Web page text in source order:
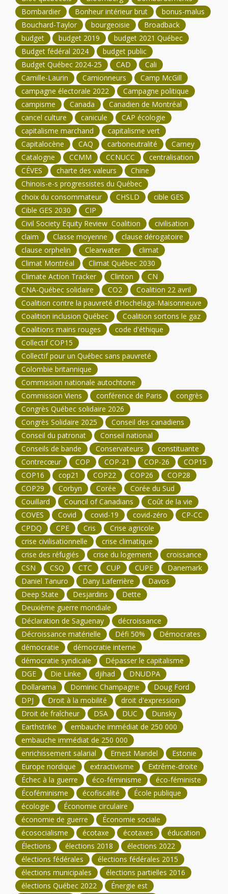
Bombardier
Bonheur intérieur brut
bonus-malus
Bouchard-Taylor
bourgeoisie
Broadback
budget
budget 2019
budget 2021 Québec
Budget fédéral 2024
budget public
Budget Québec 2024-25
CAD
Cali
Camille-Laurin
Camionneurs
Camp McGill
campagne électorale 2022
Campagne politique
campisme
Canada
Canadien de Montréal
cancel culture
canicule
CAP écologie
capitalisme marchand
capitalisme vert
Capitalocène
CAQ carboneutralité
Carney
Catalogne
CCMM CCNUCC
centralisation
CÉVES
charte des valeurs
Chine
Chinois-e-s progressistes du Québec
choix du consommateur
CHSLD
cible GES
Cible GES 2030
CIP
Civil Society Equity Review Coalition
civilisation
claim
Classe moyenne
clause dérogatoire
clause orphelin
Clearwater
climat
Climat Montréal
Climat Québec 2030
Climate Action Tracker
Clinton
CN
CNA-Québec solidaire
CO2
Coalition 22 avril
Coalition contre la pauvreté d’Hochelaga-Maisonneuve
Coalition inclusion Québec
Coalition sortons le gaz
Coalitions mains rouges
code d'éthique
Collectif COP15
Collectif pour un Québec sans pauvreté
Colombie britannique
Commission nationale autochtone
Commission Viens
conférence de Paris
congrès
Congrès Québec solidaire 2026
Congrès Solidaire 2025
Conseil des canadiens
Conseil du patronat
Conseil national
Conseils de bande
Conservateurs
constituante
Contrecœur
COP COP-21 COP-26
COP15
COP16
cop21 COP22 COP26
COP28
COP29
Corbyn Corée
Corée du Sud
Couillard
Council of Canadians
Coût de la vie
COVES
Covid covid-19 covid-zéro
CP-CC
CPDQ
CPE Cris
Crise agricole
crise civilisationnelle
crise climatique
crise des réfugiés
crise du logement
croissance
CSN
CSQ CTC CUP CUPE
Danemark
Daniel Tanuro
Dany Laferrière
Davos
Deep State
Desjardins
Dette
Deuxième guerre mondiale
Déclaration de Saguenay
décroissance
Décroissance matérielle
Défi 50%
Démocrates
démocratie
démocratie interne
démocratie syndicale
Dépasser le capitalisme
DGE
Die Linke djihad
DNUDPA
Dollarama
Dominic Champagne
Doug Ford
DPJ
Droit à la mobilité
droit d'expression
Droit de fraîcheur
DSA DUC
Dunsky
Earthstrike
embauche immédiat de 250 000
embauche immédiat de 250 000
enrichissement salarial
Ernest Mandel
Estonie
Europe nordique
extractivisme
Extrême-droite
Échec à la guerre
éco-féminisme
éco-féministe
Écoféminisme
écofiscalité
École publique
écologie
Économie circulaire
économie de guerre
Économie sociale
écosocialisme
écotaxe écotaxes
éducation
Élections
élections 2018
élections 2022
élections fédérales
élections fédérales 2015
élections municipales
élections partielles 2016
élections Québec 2022
Énergie est